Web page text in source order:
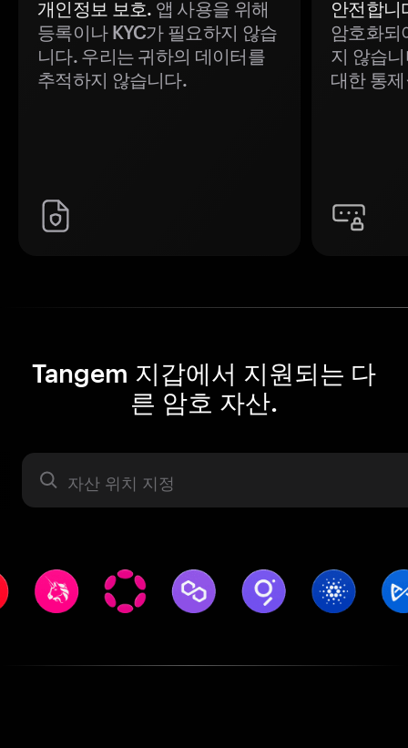
개인정보 보호. 앱 사용을 위해
등록이나 KYC가 필요하지 않습
니다. 우리는 귀하의 데이터를
추적하지 않습니다.
안전합니
암호화되
지 않습
대한 통
Tangem 지갑에서 지원되는 다
른 암호 자산.
자산 라벨